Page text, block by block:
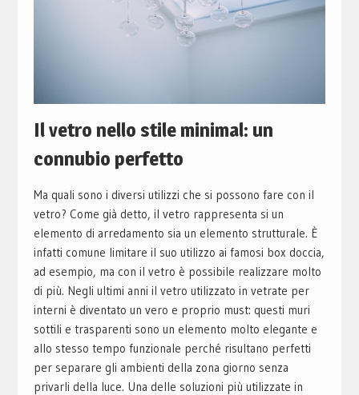
Il vetro nello stile minimal: un
connubio perfetto
Ma quali sono i diversi utilizzi che si possono fare con il
vetro? Come già detto, il vetro rappresenta si un
elemento di arredamento sia un elemento strutturale. È
infatti comune limitare il suo utilizzo ai famosi box doccia,
ad esempio, ma con il vetro è possibile realizzare molto
di più. Negli ultimi anni il vetro utilizzato in vetrate per
interni è diventato un vero e proprio must: questi muri
sottili e trasparenti sono un elemento molto elegante e
allo stesso tempo funzionale perché risultano perfetti
per separare gli ambienti della zona giorno senza
privarli della luce. Una delle soluzioni più utilizzate in